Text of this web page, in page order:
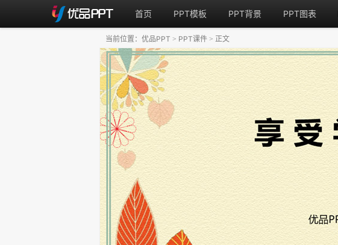
首页 PPT模板 PPT背景 PPT图表
当前位置： 优品PPT > PPT课件 > 正文